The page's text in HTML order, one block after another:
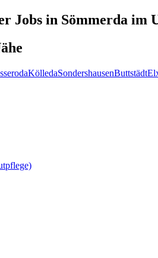
Jobs in Sömmerda im
KölledaSondershausenButtstädt